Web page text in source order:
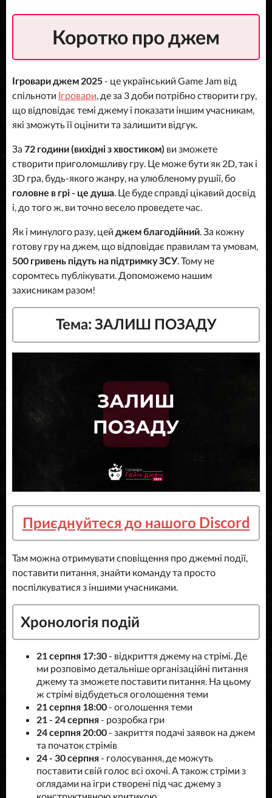
Коротко про джем
Ігровари джем 2025- це український Game Jam від
спільноти Ігровари , де за 3 доби потрібно створити гру,
що відповідає темі джему і показати іншим учасникам,
які зможуть її оцінити та залишити відгук.
За 72 години (вихідні з хвостиком) ви зможете
створити приголомшливу гру. Це може бути як 2D, так і
3D гра, будь-якого жанру, на улюбленому рушії, бо
головне в грі - це душа . Це буде справді цікавий досвід
і, до того ж, ви точно весело проведете час.
Як і минулого разу, цей джем благодійний . За кожну
готову гру на джем, що відповідає правилам та умовам,
500 гривень підуть на підтримку ЗСУ. Тому не
соромтесь публікувати. Допоможемо нашим
захисникам разом!
Тема: ЗАЛИШ ПОЗАДУ
Приєднуйтеся до нашого Discord
Там можна отримувати сповіщення про джемні події,
поставити питання, знайти команду та просто
поспілкуватися з іншими учасниками.
Хронологія подій
21 серпня 17:30- відкриття джему на стрімі. Де
ми розповімо детальніше організаційні питання
джему та зможете поставити питання. На цьому
ж стрімі відбудеться оголошення теми
21 серпня 18:00- оголошення теми
21 - 24 серпня- розробка гри
24 серпня 20:00- закриття подачі заявок на джем
та початок стрімів
24 - 30 серпня- голосування, де можуть
поставити свій голос всі охочі. А також стріми з
оглядами на ігри створені під час джему з